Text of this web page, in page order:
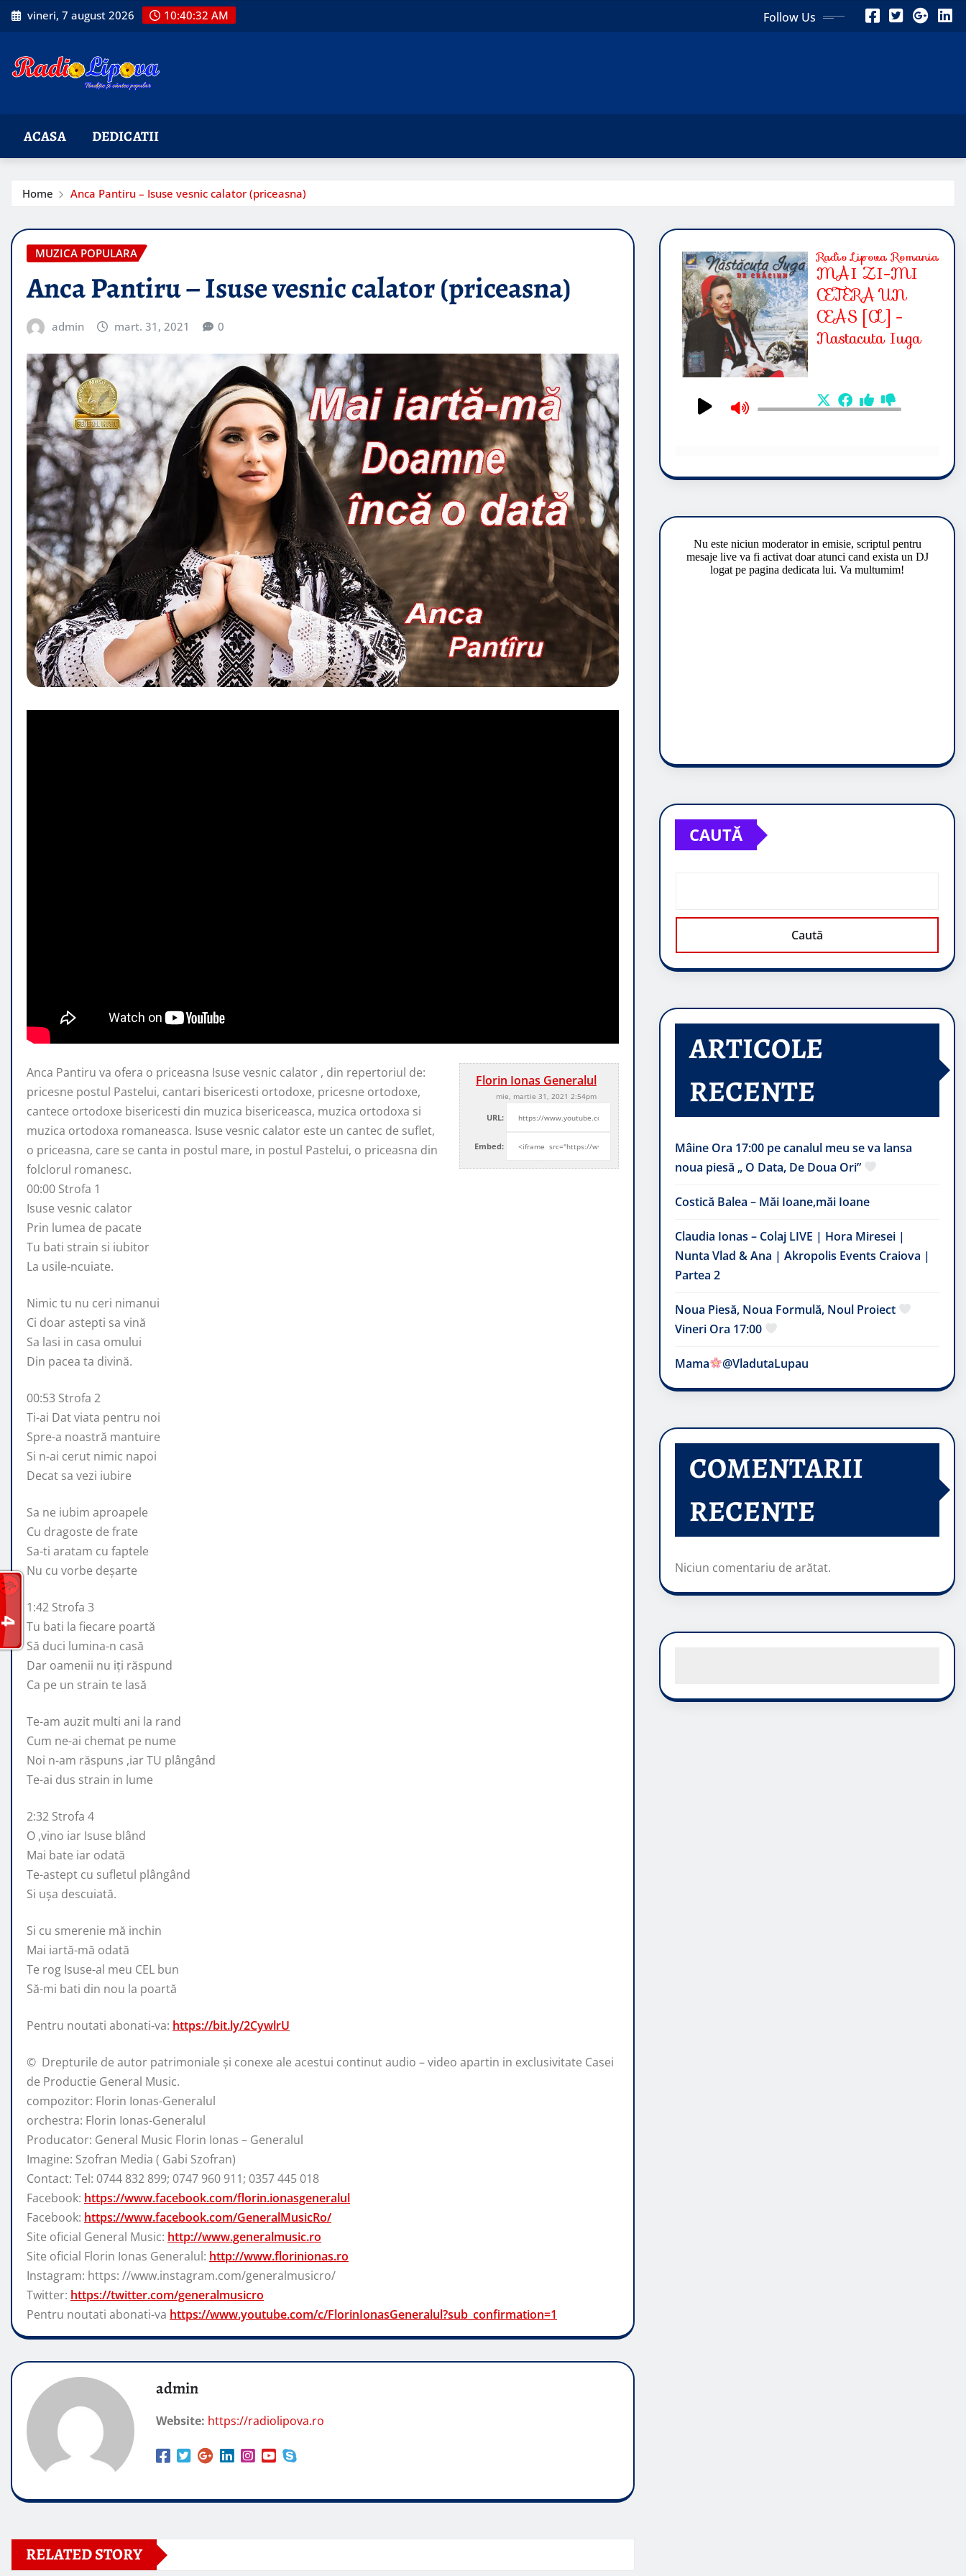
Skip
to
vineri, 7 august 2026 10:40:34 AM Follow Us
ACASA DEDICATII
Home Anca Pantiru – Isuse vesnic calator (priceasna)
MUZICA POPULARA
Anca Pantiru – Isuse vesnic calator (priceasna)
admin mart. 31, 2021 0
Florin Ionas Generalul
mie, martie 31, 2021 2:54pm
URL:
Embed:
Anca Pantiru va ofera o priceasna Isuse vesnic calator , din repertoriul de:
pricesne postul Pastelui, cantari bisericesti ortodoxe, pricesne ortodoxe,
cantece ortodoxe bisericesti din muzica bisericeasca, muzica ortodoxa si
muzica ortodoxa romaneasca. Isuse vesnic calator este un cantec de suflet,
o priceasna, care se canta in postul mare, in postul Pastelui, o priceasna din
folclorul romanesc.
00:00 Strofa 1
Isuse vesnic calator
Prin lumea de pacate
Tu bati strain si iubitor
La usile-ncuiate.
Nimic tu nu ceri nimanui
Ci doar astepti sa vină
Sa lasi in casa omului
Din pacea ta divină.
00:53 Strofa 2
Ti-ai Dat viata pentru noi
Spre-a noastră mantuire
Si n-ai cerut nimic napoi
Decat sa vezi iubire
Sa ne iubim aproapele
Cu dragoste de frate
Sa-ti aratam cu faptele
Nu cu vorbe deșarte
1:42 Strofa 3
Tu bati la fiecare poartă
Să duci lumina-n casă
Dar oamenii nu iți răspund
Ca pe un strain te lasă
Te-am auzit multi ani la rand
Cum ne-ai chemat pe nume
Noi n-am răspuns ,iar TU plângând
Te-ai dus strain in lume
2:32 Strofa 4
O ,vino iar Isuse blând
Mai bate iar odată
Te-astept cu sufletul plângând
Si ușa descuiată.
Si cu smerenie mă inchin
Mai iartă-mă odată
Te rog Isuse-al meu CEL bun
Să-mi bati din nou la poartă
Pentru noutati abonati-va: https://bit.ly/2CywlrU
© ️ Drepturile de autor patrimoniale și conexe ale acestui continut audio – video apartin in exclusivitate Casei
de Productie General Music.
compozitor: Florin Ionas-Generalul
orchestra: Florin Ionas-Generalul
Producator: General Music Florin Ionas – Generalul
Imagine: Szofran Media ( Gabi Szofran)
Contact: Tel: 0744 832 899; 0747 960 911; 0357 445 018
Facebook: https://www.facebook.com/florin.ionasgeneralul
Facebook: https://www.facebook.com/GeneralMusicRo/
Site oficial General Music: http://www.generalmusic.ro
Site oficial Florin Ionas Generalul: http://www.florinionas.ro
Instagram: https: //www.instagram.com/generalmusicro/
Twitter: https://twitter.com/generalmusicro
Pentru noutati abonati-va https://www.youtube.com/c/FlorinIonasGeneralul?sub_confirmation=1
admin
Website: https://radiolipova.ro
RELATED STORY
CAUTĂ
Caută
ARTICOLE
RECENTE
Mâine Ora 17:00 pe canalul meu se va lansa
noua piesă „ O Data, De Doua Ori”
Costică Balea – Măi Ioane,măi Ioane
Claudia Ionas – Colaj LIVE | Hora Miresei |
Nunta Vlad & Ana | Akropolis Events Craiova |
Partea 2
Noua Piesă, Noua Formulă, Noul Proiect
Vineri Ora 17:00
Mama @VladutaLupau
COMENTARII
RECENTE
Niciun comentariu de arătat.